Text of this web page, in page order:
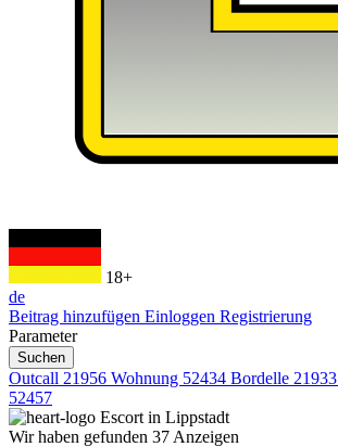
18+
de
Beitrag hinzufügen Einloggen Registrierung
Parameter
Suchen
Outcall 21956 Wohnung 52434 Bordelle 21933
52457
Escort in Lippstadt
Wir haben gefunden 37 Anzeigen